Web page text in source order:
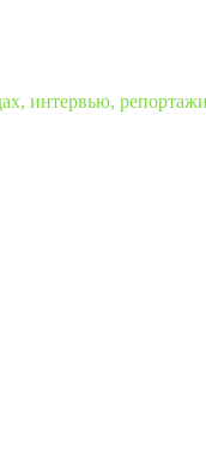
интервью, репортажи